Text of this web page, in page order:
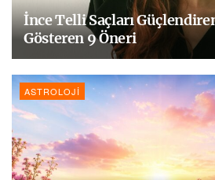
İnce Telli Saçları
Gösteren 9 Öneri
ASTROLOJI